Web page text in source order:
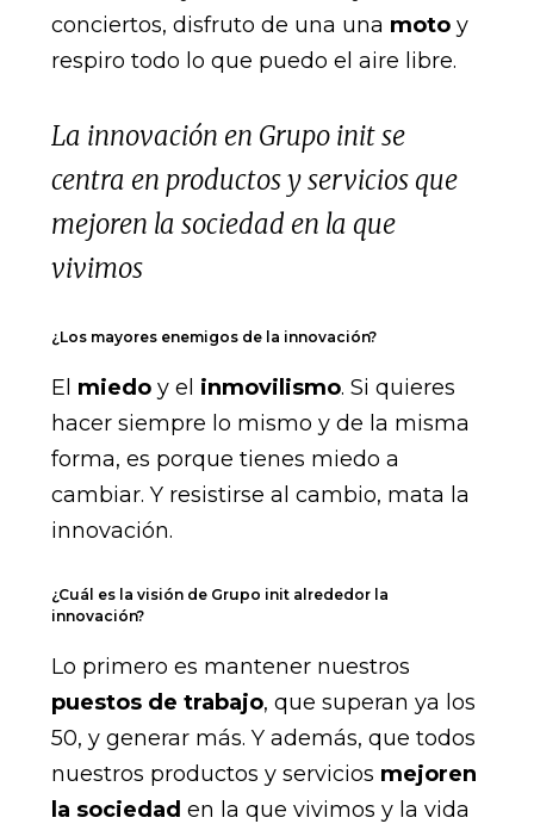
conciertos, disfruto de una una motoy
respiro todo lo que puedo el aire libre.
La innovación en Grupo init se
centra en productos y servicios que
mejoren la sociedad en la que
vivimos
¿Los mayores enemigos de la innovación?
El miedoy el inmovilismo. Si quieres
hacer siempre lo mismo y de la misma
forma, es porque tienes miedo a
cambiar. Y resistirse al cambio, mata la
innovación.
¿Cuál es la visión de Grupo init alrededor la
innovación?
Lo primero es mantener nuestros
puestos de trabajo, que superan ya los
50, y generar más. Y además, que todos
nuestros productos y servicios mejoren
la sociedad en la que vivimos y la vida